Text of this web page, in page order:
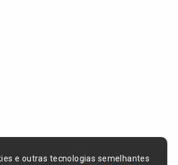
e outras tecnologias semelhantes